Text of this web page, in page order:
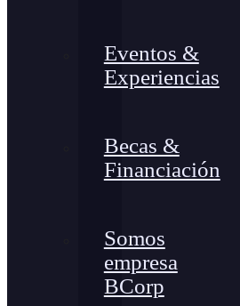
Eventos &
Experiencias
Becas &
Financiación
Somos
empresa
BCorp